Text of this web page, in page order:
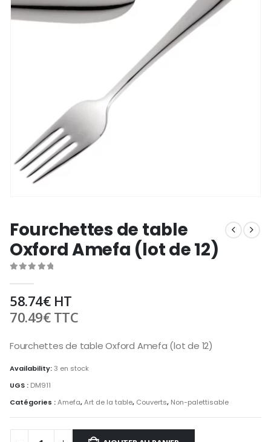
Fourchettes de table
Oxford Amefa (lot de 12)
58.74€HT
70.49€TTC
Fourchettes de table Oxford Amefa (lot de 12)
Availability:3 en stock
UGS : DM911
Catégories :Amefa,Art de la table, Couverts, Non-palettisable